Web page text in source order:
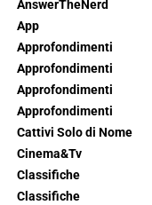
AnswerTheNerd
App
Approfondimenti
Approfondimenti
Approfondimenti
Approfondimenti
Cattivi Solo di Nome
Cinema&Tv
Classifiche
Classifiche